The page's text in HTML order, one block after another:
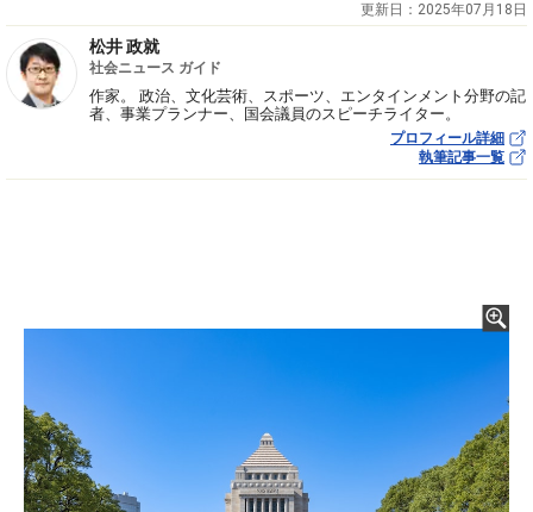
更新日： 2025年07月18日
松井 政就
社会ニュース ガイド
作家。 政治、文化芸術、スポーツ、エンタインメント分野の記
者、事業プランナー、国会議員のスピーチライター。
プロフィール詳細
執筆記事一覧